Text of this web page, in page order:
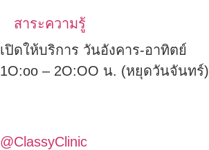
สาระความรู้
เปิดให้บริการ วันอังคาร-อาทิตย์
1O:oo – 2O:OO น. (หยุดวันจันทร์)
@ClassyClinic